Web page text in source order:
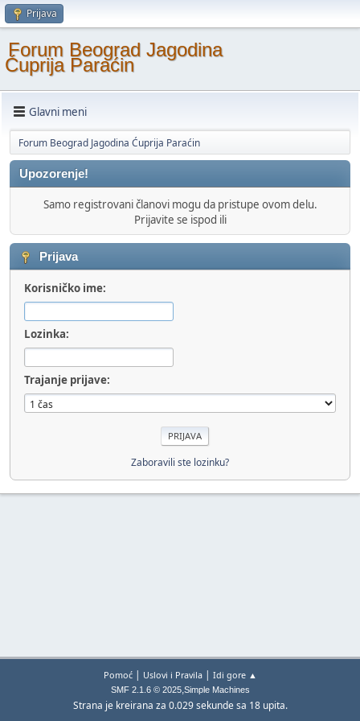
Prijava
Forum Beograd Jagodina
Ćuprija Paraćin
Glavni meni
Forum Beograd Jagodina Ćuprija Paraćin
Upozorenje!
Samo registrovani članovi mogu da pristupe ovom delu.
Prijavite se ispod ili
Prijava
Korisničko ime:
Lozinka:
Trajanje prijave:
Zaboravili ste lozinku?
Pomoć| Uslovi i Pravila| Idi gore ▲
SMF 2.1.6 © 2025,Simple Machines
Strana je kreirana za 0.029 sekunde sa 18 upita.